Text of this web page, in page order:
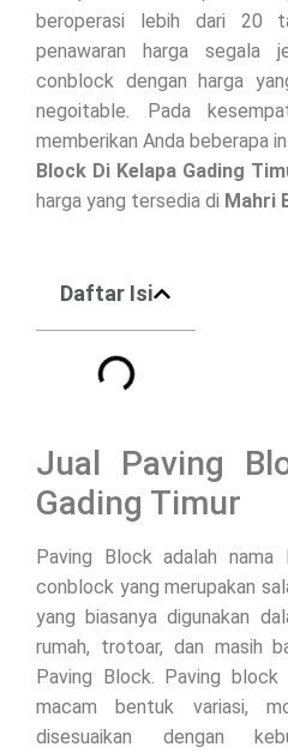
beroperasi lebih dari 20
penawaran harga segala
conblock dengan harga
negoitable. Pada
memberikan Anda beberapa
Block Di Kelapa Gading
harga yang tersedia di Mahri
Daftar Isi
Jual Paving
Gading Timur
Paving Block adalah
conblock yang merupakan
yang biasanya digunakan
rumah, trotoar, dan masih
Paving Block. Paving block
macam bentuk variasi,
disesuaikan dengan